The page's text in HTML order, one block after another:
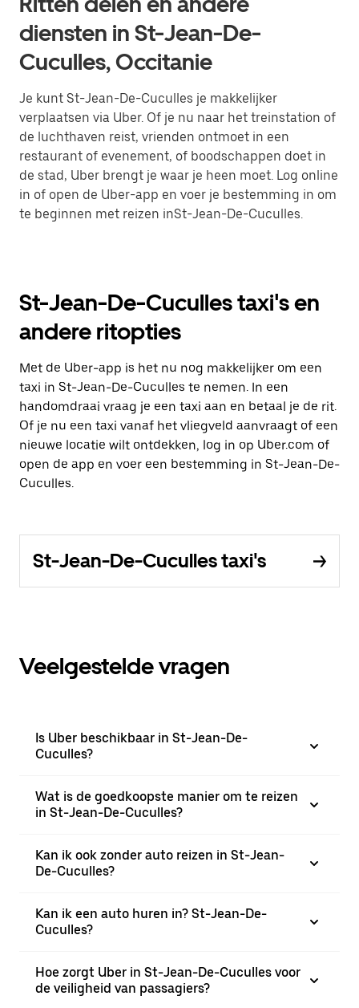
diensten in St-Jean-De-
Cuculles, Occitanie
Je kunt St-Jean-De-Cuculles je makkelijker
verplaatsen via Uber. Of je nu naar het treinstation of
de luchthaven reist, vrienden ontmoet in een
restaurant of evenement, of boodschappen doet in
de stad, Uber brengt je waar je heen moet. Log online
in of open de Uber-app en voer je bestemming in om
te beginnen met reizen inSt-Jean-De-Cuculles.
St-Jean-De-Cuculles taxi's en
andere ritopties
Met de Uber-app is het nu nog makkelijker om een
taxi in St-Jean-De-Cuculles te nemen. In een
handomdraai vraag je een taxi aan en betaal je de rit.
Of je nu een taxi vanaf het vliegveld aanvraagt of een
nieuwe locatie wilt ontdekken, log in op Uber.com of
open de app en voer een bestemming in St-Jean-De-
Cuculles.
St-Jean-De-Cuculles taxi's
Veelgestelde vragen
Is Uber beschikbaar in St-Jean-De-
Cuculles?
Wat is de goedkoopste manier om te reizen
in St-Jean-De-Cuculles?
Kan ik ook zonder auto reizen in St-Jean-
De-Cuculles?
Kan ik een auto huren in? St-Jean-De-
Cuculles?
Hoe zorgt Uber in St-Jean-De-Cuculles voor
de veiligheid van passagiers?